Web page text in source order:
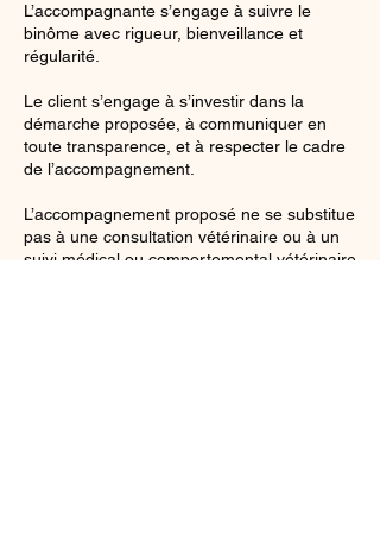
L’accompagnante s’engage à suivre le
binôme avec rigueur, bienveillance et
régularité.
Le client s’engage à s’investir dans la
démarche proposée, à communiquer en
toute transparence, et à respecter le cadre
de l’accompagnement.
L’accompagnement proposé ne se substitue
pas à une consultation vétérinaire ou à un
suivi médical ou comportemental vétérinaire